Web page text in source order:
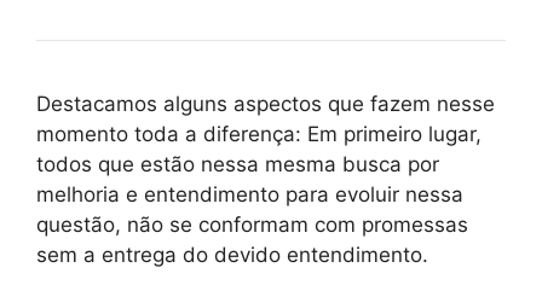
Destacamos alguns aspectos que fazem nesse
momento toda a diferença: Em primeiro lugar,
todos que estão nessa mesma busca por
melhoria e entendimento para evoluir nessa
questão, não se conformam com promessas
sem a entrega do devido entendimento.